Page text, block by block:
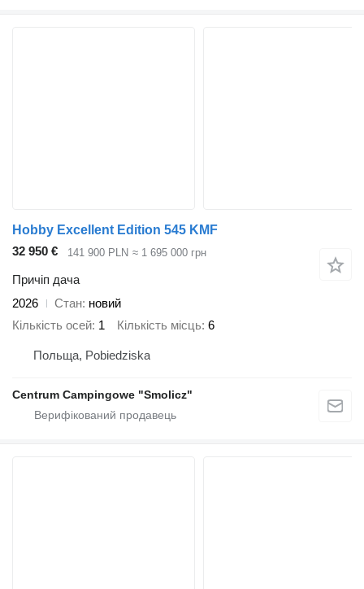
Hobby Excellent Edition 545 KMF
32 950 €
141 900 PLN ≈ 1 695 000 грн
Причіп дача
2026
Стан новий
Кількість осей 1 Кількість місць 6
Польща, Pobiedziska
Centrum Campingowe "Smolicz"